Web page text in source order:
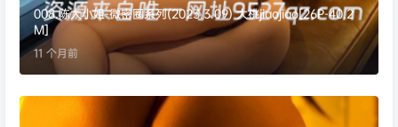
008.陈大小姐-微密圈系列(2023.3.09) 大桃jiaojiao[26P-40.2
M]
11 个月前